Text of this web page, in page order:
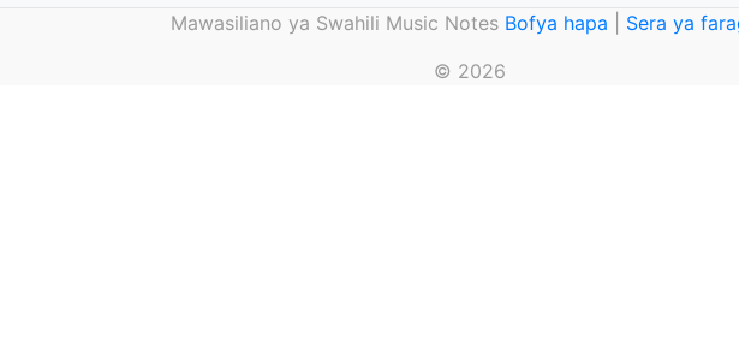
Mawasiliano ya Swahili Music Notes Bofya hapa
Sera ya
© 2026